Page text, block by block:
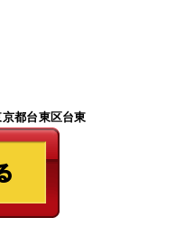
都台東区台東